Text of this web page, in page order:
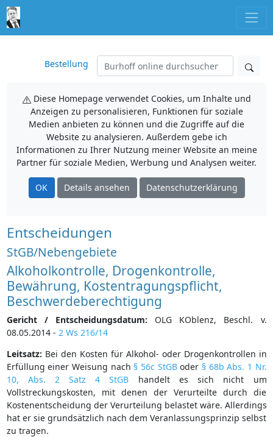
Bestellung
Diese Homepage verwendet Cookies, um Inhalte und
Anzeigen zu personalisieren, Funktionen für soziale
Medien anbieten zu können und die Zugriffe auf die
Website zu analysieren. Außerdem gebe ich
Informationen zu Ihrer Nutzung meiner Website an meine
Partner für soziale Medien, Werbung und Analysen weiter.
OK Details ansehen Datenschutzerklärung
Entscheidungen
StGB/Nebengebiete
Alkoholkontrolle, Drogenkontrolle,
Bewährung, Kostentragungspflicht,
Beschwerdeberechtigung
Gericht / Entscheidungsdatum: OLG KOblenz, Beschl. v.
08.05.2014 - 2 Ws 216/14
Leitsatz: Bei den Kosten für Alkohol- oder Drogenkontrollen in
Erfüllung einer Weisung nach § 56c StGBoder § 68b Abs. 1 Nr.
10, Abs. 2 Satz 4 StGB handelt es sich nicht um
Vollstreckungskosten, mit denen der Verurteilte durch die
Kostenentscheidung der Verurteilung belastet wäre. Allerdings
hat er sie grundsätzlich nach dem Veranlassungsprinzip selbst
zu tragen.